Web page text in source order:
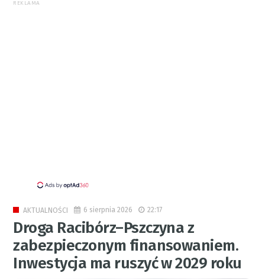
REKLAMA
AKTUALNOŚCI 6 sierpnia 2026 22:17
Droga Racibórz–Pszczyna z
zabezpieczonym finansowaniem.
Inwestycja ma ruszyć w 2029 roku